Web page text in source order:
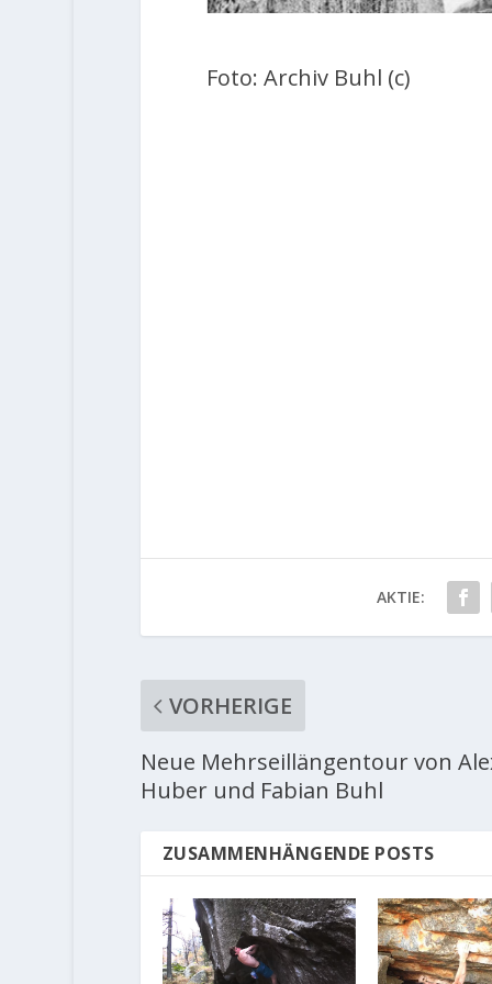
Foto: Archiv Buhl (c)
AKTIE:
VORHERIGE
Neue Mehrseillängentour von
Huber und Fabian Buhl
ZUSAMMENHÄNGENDE POSTS